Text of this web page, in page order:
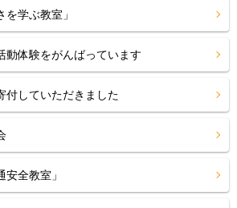
学ぶ教室」
体験をがんばっています
付していただきました
全教室」